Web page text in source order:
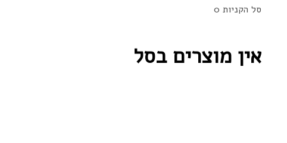
סל הקניות 0
אין מוצרים בסל